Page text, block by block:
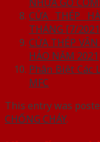
CỬA THÉP
THÁNG [7/
CỬA THÉP
HẢO NĂM 2021
Phân Biệt Các
MFC
This entry was
CHỐNG CHÁY.